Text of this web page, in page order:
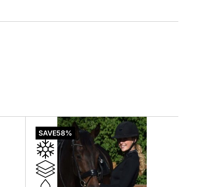
SAVE58%
Dette
vare
har
flere
varianter.
Mulighederne
kan